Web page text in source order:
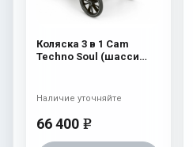
Коляска 3 в 1 Cam
Techno Soul (шасси
66 400 e
Наличие уточняйте